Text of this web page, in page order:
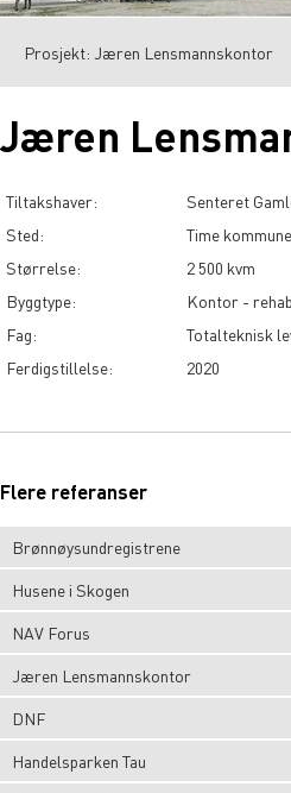
Flere referanser
Brønnøysundregistrene
Husene i Skogen
NAV Forus
Jæren Lensmannskontor
DNF
Handelsparken Tau
Prosjekt: Jæren Lensmannskontor
Jæren
Tiltakshaver:
Senteret
Sted:
Time kommune
Størrelse:
2 500 kvm
Byggtype:
Kontor -
Fag:
Totalteknisk
Ferdigstillelse:
2020